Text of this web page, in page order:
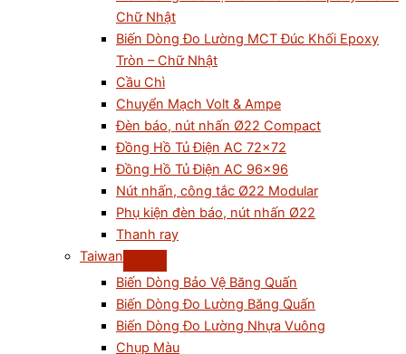
Chữ Nhật
Biến Dòng Đo Lường MCT Đúc Khối Epoxy
Tròn – Chữ Nhật
Cầu Chì
Chuyển Mạch Volt & Ampe
Đèn báo, nút nhấn Ø22 Compact
Đồng Hồ Tủ Điện AC 72×72
Đồng Hồ Tủ Điện AC 96×96
Nút nhấn, công tắc Ø22 Modular
Phụ kiện đèn báo, nút nhấn Ø22
Thanh ray
Taiwan
Biến Dòng Bảo Vệ Băng Quấn
Biến Dòng Đo Lường Băng Quấn
Biến Dòng Đo Lường Nhựa Vuông
Chụp Màu